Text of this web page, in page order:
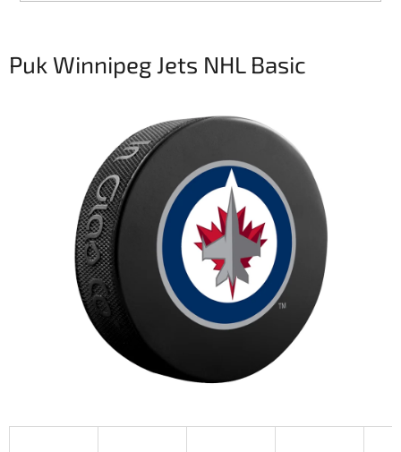
Puk Winnipeg Jets NHL Basic